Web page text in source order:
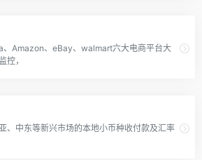
、Amazon、eBay、walmart六大电商平台大
控，
、中东等新兴市场的本地小币种收付款及汇率